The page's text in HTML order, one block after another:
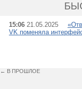
15:06 21.05.2025
VK поменяла
← В ПРОШЛОЕ